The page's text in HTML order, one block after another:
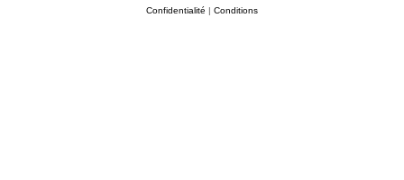
Confidentialité | Conditions